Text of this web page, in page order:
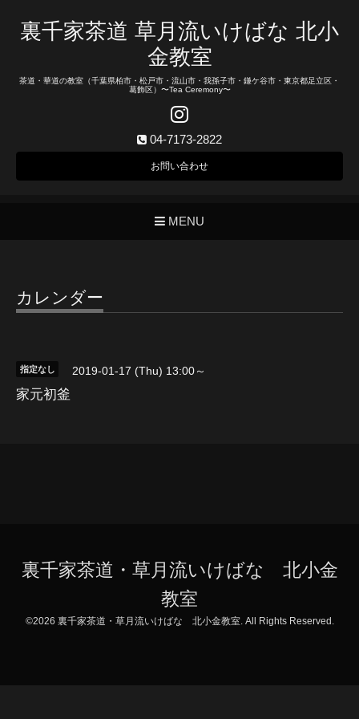
裏千家茶道 草月流いけばな 北小
金教室
茶道・華道の教室（千葉県柏市・松戸市・流山市・我孫子市・鎌ケ谷市・東京都足立区・
葛飾区）〜Tea Ceremony〜
04-7173-2822
お問い合わせ
MENU
カレンダー
指定なし 2019-01-17 (Thu) 13:00～
家元初釜
裏千家茶道・草月流いけばな 北小金
教室
©2026 裏千家茶道・草月流いけばな 北小金教室. All Rights Reserved.